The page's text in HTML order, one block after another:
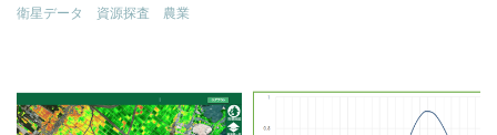
衛星データ
資源探査 農業